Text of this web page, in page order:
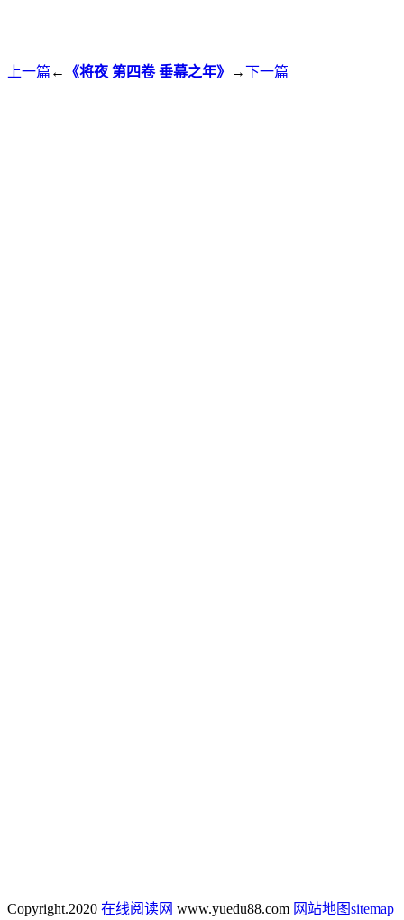
上一篇 ← 《将夜 第四卷 垂幕之年》 →下一篇
Copyright.2020 在线阅读网 www.yuedu88.com 网站地图sitemap